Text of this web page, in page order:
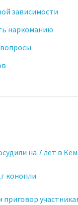
зависимости
наркоманию
на 7 лет в
конопли
приговор